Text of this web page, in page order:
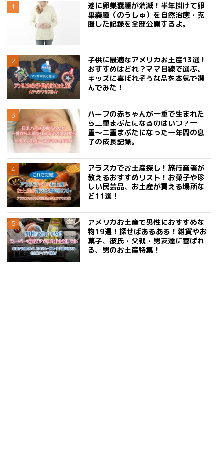
遂に卵巣嚢腫が消滅！半年掛けて卵
巣嚢腫（のうしゅ）を自然治癒・克
服した記録を全部公開するよ。
子供に最適なアメリカお土産13選！
おすすめはどれ？ママ目線で選ぶ、
キッズに喜ばれそうな品を本気で選
んでみた！
ハーフの赤ちゃんが一重で生まれた
ら二重まぶたになるのはいつ？一
重〜二重まぶたになった一年間の息
子の成長記録。
アラスカでお土産探し！旅行業者が
教えるおすすめリスト！お菓子や珍
しい民芸品、お土産が買える場所な
ど11選！
アメリカお土産で男性におすすめな
物19選！探せばあるある！雑貨やお
菓子、彼氏・父親・男友達に喜ばれ
る、男のお土産特集！